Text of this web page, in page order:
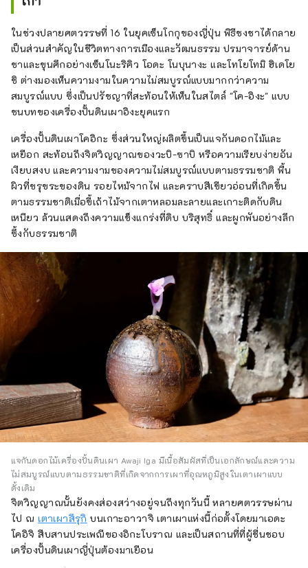
ในช่วงปลายศตวรรษที่ 16 ในยุคเซ็นโกกุของญี่ปุ่น พิธีชงชาได้กลาย
เป็นส่วนสำคัญในชีวิตทางการเมืองและวัฒนธรรม ปรมาจารย์ด้าน
ชาและขุนศึกอย่างเซ็นโนะริคิว โอดะ โนบุนางะ และโทโยโทมิ ฮิเดโย
ชิ ต่างมองเห็นความงามในความไม่สมบูรณ์แบบมากกว่าความ
สมบูรณ์แบบ ซึ่งเป็นปรัชญาที่สะท้อนให้เห็นในสไตล์ "โค-อิงะ" แบบ
ชนบทของเครื่องปั้นดินเผาอิงะยุคแรก
เครื่องปั้นดินเผาโคอิกะ ซึ่งส่วนใหญ่ผลิตขึ้นเป็นแจกันดอกไม้และ
เหยือก สะท้อนถึงจิตวิญญาณของวะบิ-ซาบิ หรือความเรียบง่ายอัน
เงียบสงบ และความงามของความไม่สมบูรณ์แบบตามธรรมชาติ พื้น
ผิวที่ขรุขระของดิน รอยไหม้จากไฟ และคราบสีเขียวอ่อนที่เกิดขึ้น
ตามธรรมชาติเมื่อขี้เถ้าไม้จากเตาหลอมละลายและเกาะติดกับดิน
เหนียว ล้วนแสดงถึงความแข็งแกร่งที่ดิบ บริสุทธิ์ และผูกพันอย่างลึก
ซึ้งกับธรรมชาติ
แจกันดอกไม้เครื่องปั้นดินเผา Awaji Iga มีเนื้อสัมผัสที่เป็นเอกลักษณ์และความ
ไม่สมบูรณ์แบบตามธรรมชาติที่เกิดจากการเผาที่อุณหภูมิสูงในเตาเผาแบบ
ดั้งเดิม
จิตวิญญาณนั้นยังคงส่องสว่างอยู่จนถึงทุกวันนี้ หลายศตวรรษผ่าน
ไป ณเตาเผาสึรุกิ บนเกาะอาวาจิ เตาเผาแห่งนี้ก่อตั้งโดยมาเอดะ
โคอิจิ สืบสานประเพณีของอิกะโบราณ และเป็นสถานที่ที่ผู้ชื่นชอบ
เครื่องปั้นดินเผาญี่ปุ่นต้องมาเยือน